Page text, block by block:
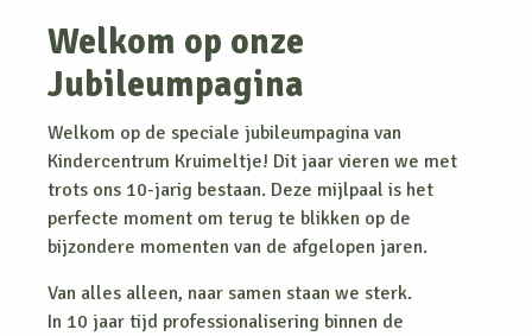
Welkom op onze
Jubileumpagina
Welkom op de speciale jubileumpagina van
Kindercentrum Kruimeltje! Dit jaar vieren we met
trots ons 10-jarig bestaan. Deze mijlpaal is het
perfecte moment om terug te blikken op de
bijzondere momenten van de afgelopen jaren.
Van alles alleen, naar samen staan we sterk.
In 10 jaar tijd professionalisering binnen de